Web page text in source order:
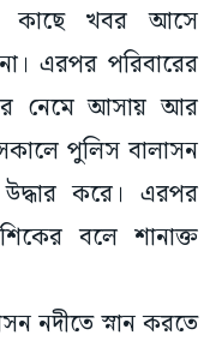
কাছে খবর আসে
এরপর পরিবারের
নেমে আসায় আর
পুলিস বালাসন
করে। এরপর
বলে শানাক্ত
নদীতে স্নান করতে